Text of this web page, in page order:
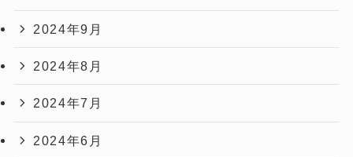
2024年9月
2024年8月
2024年7月
2024年6月